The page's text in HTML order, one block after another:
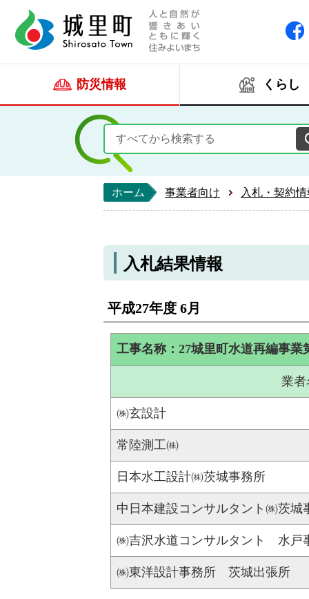
防災情報 くらし
ホーム 事業者向け 入札・契約
入札結果情報
平成27年度 6月
工事名称：27城里町水道再編事
業者
㈱玄設計
常陸測工㈱
日本水工設計㈱茨城事務所
中日本建設コンサルタント㈱茨城
㈱吉沢水道コンサルタント 水戸
㈱東洋設計事務所 茨城出張所